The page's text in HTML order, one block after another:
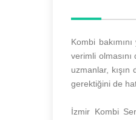
Kombi
verimli olmasını
uzmanlar,
gerektiğini de
İzmir Kombi